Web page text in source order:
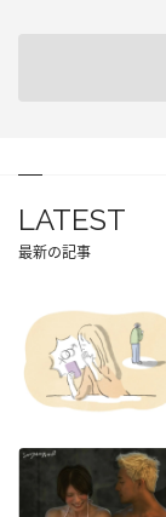
LATEST
最新の記事